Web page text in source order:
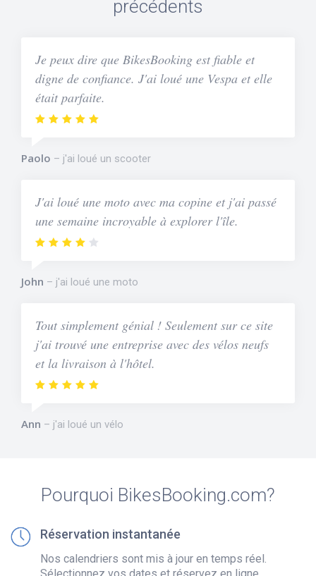
précédents
Je peux dire que BikesBooking est fiable et
digne de confiance. J'ai loué une Vespa et elle
était parfaite.
Paolo j'ai loué un scooter
J'ai loué une moto avec ma copine et j'ai passé
une semaine incroyable à explorer l'île.
John j'ai loué une moto
Tout simplement génial ! Seulement sur ce site
j'ai trouvé une entreprise avec des vélos neufs
et la livraison à l'hôtel.
Ann j'ai loué un vélo
Pourquoi BikesBooking.com?
Réservation instantanée
Nos calendriers sont mis à jour en temps réel.